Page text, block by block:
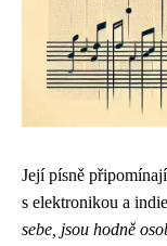
Její písně
s elektronikou a
sebe, jsou hodně